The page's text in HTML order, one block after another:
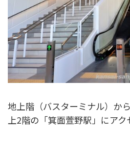
地上階（バスターミナル）か
上2階の「箕面萱野駅」にアク